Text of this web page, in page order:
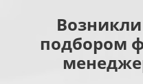
подбором